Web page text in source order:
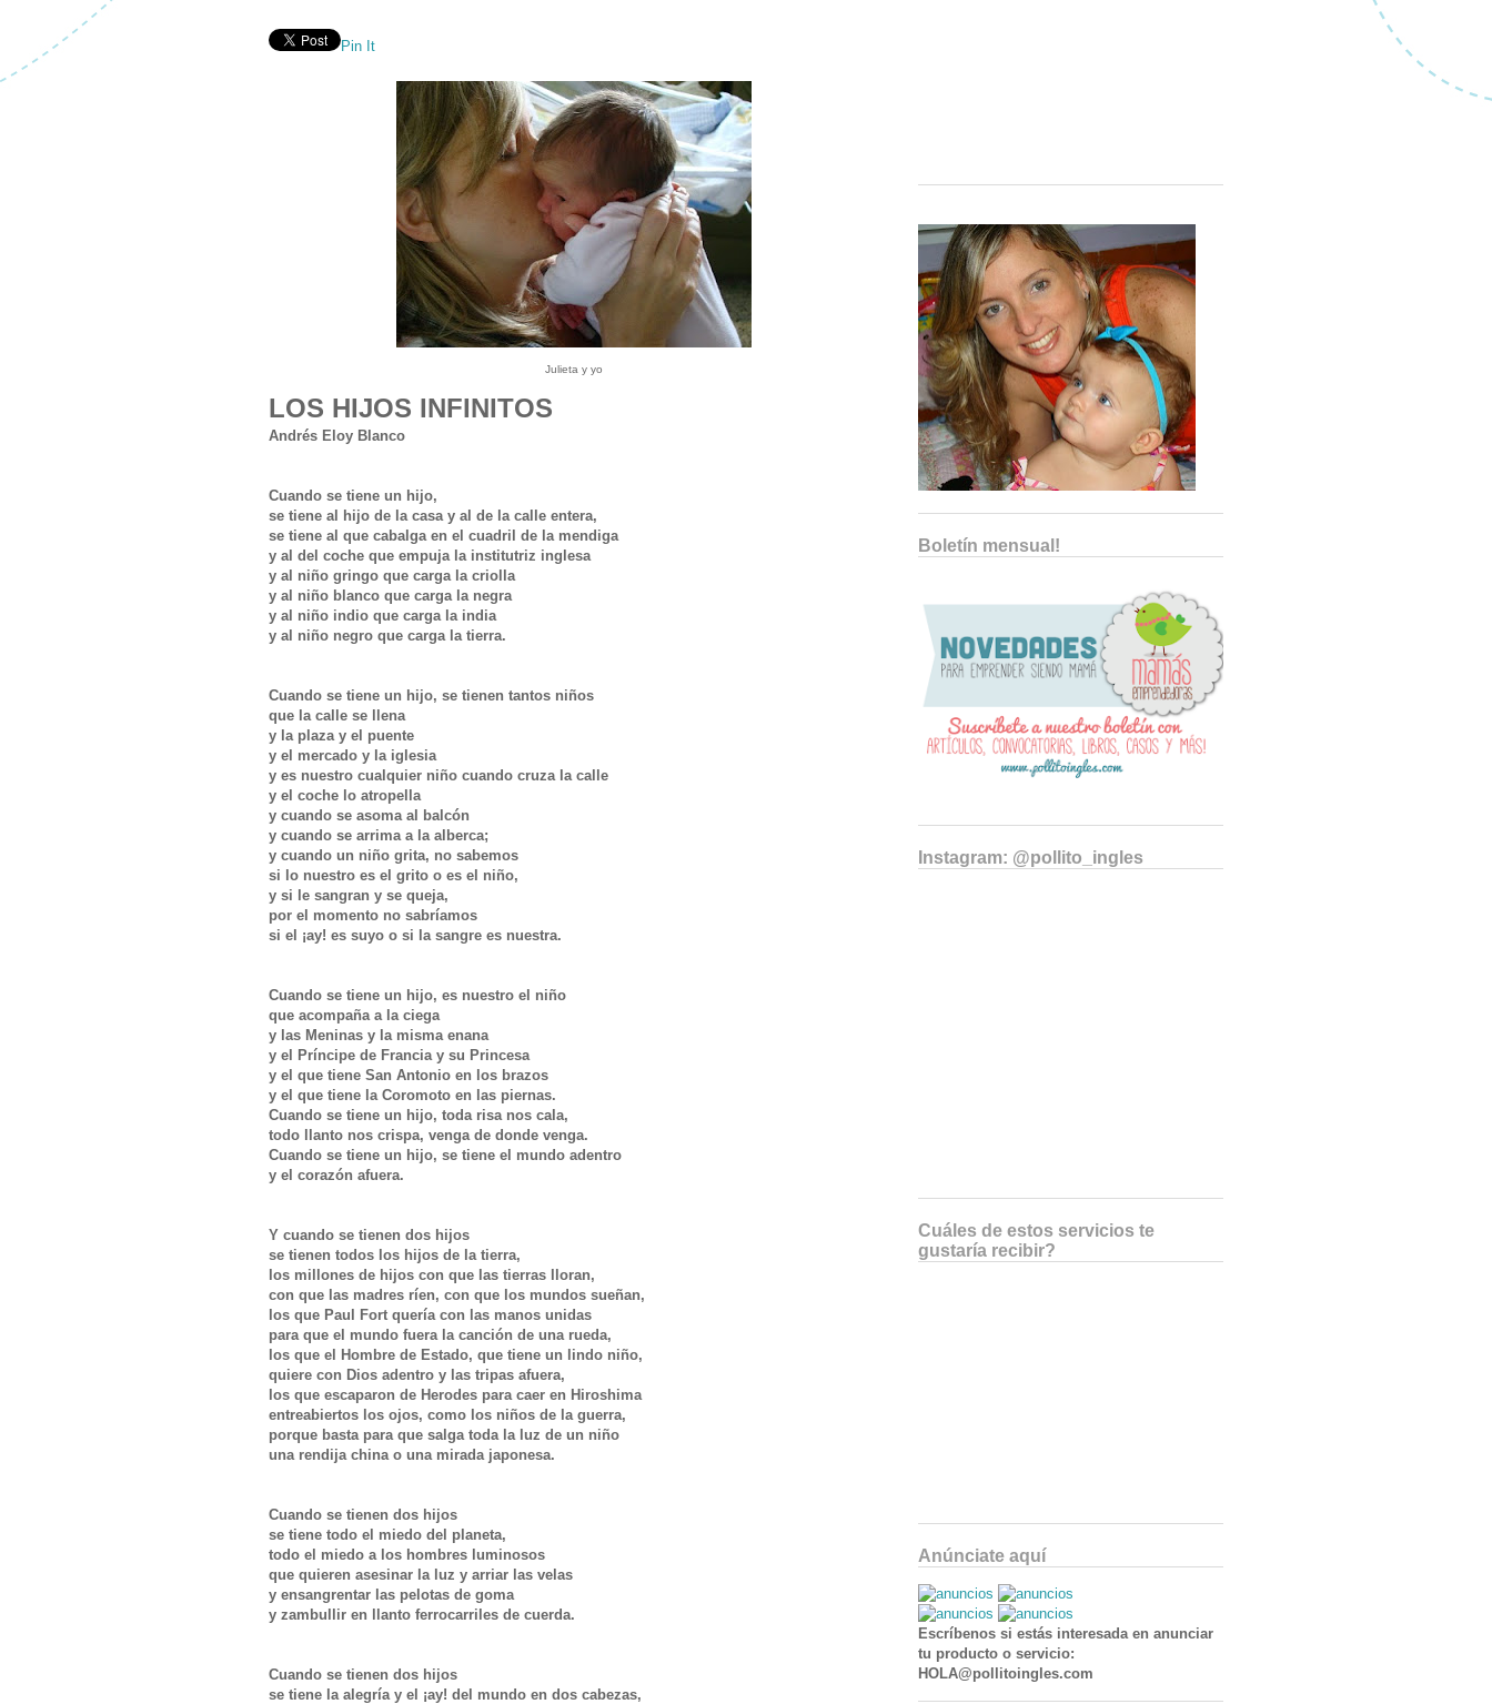
Pin It
Julieta y yo
LOS HIJOS INFINITOS
Andrés Eloy Blanco
Cuando se tiene un hijo,
se tiene al hijo de la casa y al de la calle entera,
se tiene al que cabalga en el cuadril de la mendiga
y al del coche que empuja la institutriz inglesa
y al niño gringo que carga la criolla
y al niño blanco que carga la negra
y al niño indio que carga la india
y al niño negro que carga la tierra.
Cuando se tiene un hijo, se tienen tantos niños
que la calle se llena
y la plaza y el puente
y el mercado y la iglesia
y es nuestro cualquier niño cuando cruza la calle
y el coche lo atropella
y cuando se asoma al balcón
y cuando se arrima a la alberca;
y cuando un niño grita, no sabemos
si lo nuestro es el grito o es el niño,
y si le sangran y se queja,
por el momento no sabríamos
si el ¡ay! es suyo o si la sangre es nuestra.
Cuando se tiene un hijo, es nuestro el niño
que acompaña a la ciega
y las Meninas y la misma enana
y el Príncipe de Francia y su Princesa
y el que tiene San Antonio en los brazos
y el que tiene la Coromoto en las piernas.
Cuando se tiene un hijo, toda risa nos cala,
todo llanto nos crispa, venga de donde venga.
Cuando se tiene un hijo, se tiene el mundo adentro
y el corazón afuera.
Y cuando se tienen dos hijos
se tienen todos los hijos de la tierra,
los millones de hijos con que las tierras lloran,
con que las madres ríen, con que los mundos sueñan,
los que Paul Fort quería con las manos unidas
para que el mundo fuera la canción de una rueda,
los que el Hombre de Estado, que tiene un lindo niño,
quiere con Dios adentro y las tripas afuera,
los que escaparon de Herodes para caer en Hiroshima
entreabiertos los ojos, como los niños de la guerra,
porque basta para que salga toda la luz de un niño
una rendija china o una mirada japonesa.
Cuando se tienen dos hijos
se tiene todo el miedo del planeta,
todo el miedo a los hombres luminosos
que quieren asesinar la luz y arriar las velas
y ensangrentar las pelotas de goma
y zambullir en llanto ferrocarriles de cuerda.
Cuando se tienen dos hijos
se tiene la alegría y el ¡ay! del mundo en dos cabezas,
Boletín mensual!
Instagram: @pollito_ingles
Cuáles de estos servicios te
gustaría recibir?
Anúnciate aquí
Escríbenos si estás interesada en anunciar
tu producto o servicio:
HOLA@pollitoingles.com